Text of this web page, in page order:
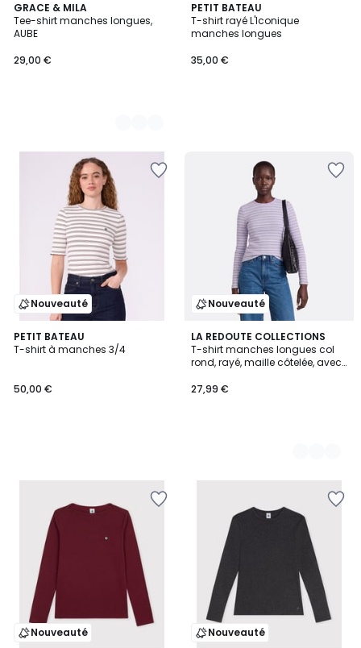
GRACE & MILA
Tee-shirt manches longues,
AUBE
29,00 €
2
Couleurs
PETIT BATEAU
T-shirt rayé L'Iconique
manches longues
35,00 €
Nouveauté
PETIT BATEAU
T-shirt à manches 3/4
50,00 €
Nouveauté
LA REDOUTE COLLECTIONS
T-shirt manches longues col
rond, rayé, maille côtelée, avec
27,99 €
3
Couleurs
Nouveauté Nouveauté